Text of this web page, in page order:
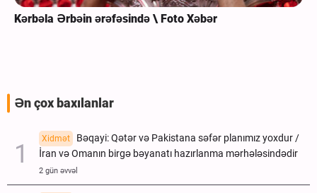
Kərbəla Ərbəin ərəfəsində \ Foto Xəbər
Ən çox baxılanlar
Xidmət
Bəqayi: Qətər və Pakistana səfər planımız yoxdur /
İran və Omanın birgə bəyanatı hazırlanma mərhələsindədir
2 gün əvvəl